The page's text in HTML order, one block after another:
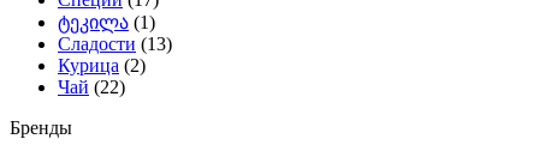
ტეკილა (1)
Сладости (13)
Курица (2)
Чай (22)
Бренды